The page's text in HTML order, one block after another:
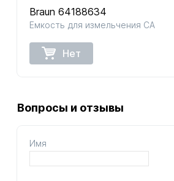
Braun 64188634
Емкость для измельчения CA
Нет
Вопросы и отзывы
Имя